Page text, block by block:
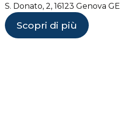
S. Donato, 2, 16123 Genova GE
Scopri di più